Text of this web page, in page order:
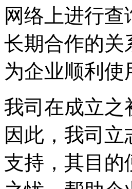
网络上进行
长期合作的关
为企业顺利
我司在成立之
因此，我司
支持，其目的